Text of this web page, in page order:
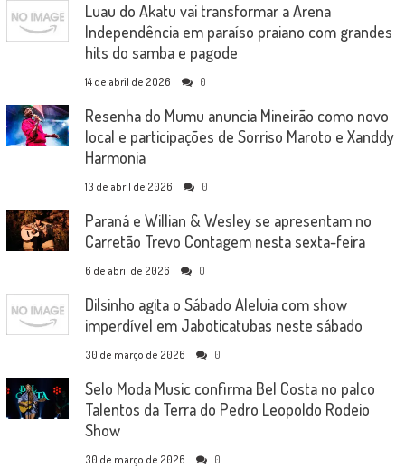
Luau do Akatu vai transformar a Arena
Independência em paraíso praiano com grandes
hits do samba e pagode
14 de abril de 2026 0
Resenha do Mumu anuncia Mineirão como novo
local e participações de Sorriso Maroto e Xanddy
Harmonia
13 de abril de 2026 0
Paraná e Willian & Wesley se apresentam no
Carretão Trevo Contagem nesta sexta-feira
6 de abril de 2026 0
Dilsinho agita o Sábado Aleluia com show
imperdível em Jaboticatubas neste sábado
30 de março de 2026 0
Selo Moda Music confirma Bel Costa no palco
Talentos da Terra do Pedro Leopoldo Rodeio
Show
30 de março de 2026 0